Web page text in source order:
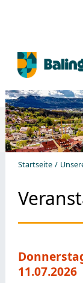
Startseite
11.07.2026